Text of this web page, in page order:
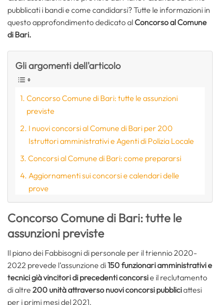
pubblicati i bandi e come candidarsi? Tutte le informazioni in
questo approfondimento dedicato al Concorso al Comune
di Bari.
Gli argomenti dell'articolo
Concorso Comune di Bari: tutte le assunzioni
previste
I nuovi concorsi al Comune di Bari per 200
Istruttori amministrativi e Agenti di Polizia Locale
Concorsi al Comune di Bari: come prepararsi
Aggiornamenti sui concorsi e calendari delle
prove
Concorso Comune di Bari: tutte le
assunzioni previste
Il piano dei Fabbisogni di personale per il triennio 2020-
2022 prevede l’assunzione di150 funzionari amministrativi e
tecnici già vincitori di precedenti concorsie il reclutamento
di altre 200 unità attraverso nuovi concorsi pubbliciattesi
per i primi mesi del 2021.